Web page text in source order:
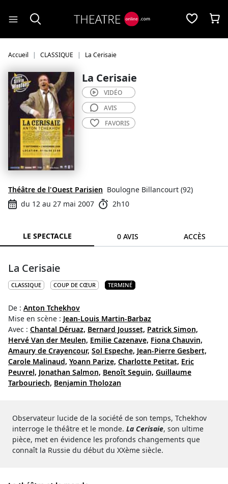
Accueil CLASSIQUE La Cerisaie
La Cerisaie
Théâtre de l'Ouest Parisien Boulogne Billancourt (92)
du 12 au 27 mai 2007
2h10
VIDÉO
AVIS
FAVORIS
LE SPECTACLE 0 AVIS ACCÈS
La Cerisaie
CLASSIQUE COUP DE CŒUR TERMINÉ
De : Anton Tchekhov
Mise en scène : Jean-Louis Martin-Barbaz
Avec : Chantal Déruaz, Bernard Jousset, Patrick Simon,
Hervé Van der Meulen, Emilie Cazenave, Fiona Chauvin,
Amaury de Crayencour, Sol Espeche, Jean-Pierre Gesbert,
Carole Malinaud, Yoann Parize, Charlotte Petitat, Eric
Peuvrel, Jonathan Salmon, Benoît Seguin, Guillaume
Tarbouriech, Benjamin Tholozan
Observateur lucide de la société de son temps, Tchekhov
interroge le théâtre et le monde. La Cerisaie, son ultime
pièce, met en évidence les profonds changements que
connaît la Russie du début du XXème siècle.